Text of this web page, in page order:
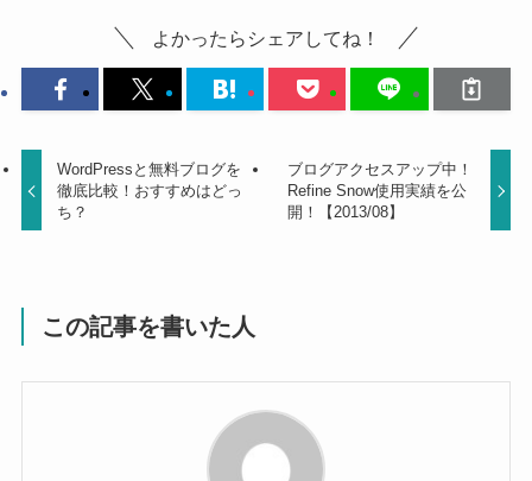
よかったらシェアしてね！
WordPressと無料ブログを
徹底比較！おすすめはどっ
ち？
ブログアクセスアップ中！
Refine Snow使用実績を公
開！【2013/08】
この記事を書いた人